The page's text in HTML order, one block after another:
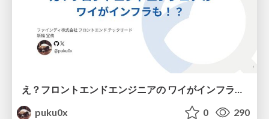
puku0x
0 290